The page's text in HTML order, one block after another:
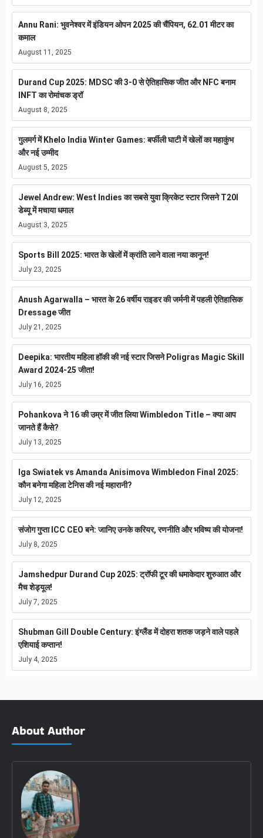
Annu Rani: भुवनेश्वर में इंडियन ओपन 2025 की चैंपियन, 62.01 मीटर का
कमाल
August 11, 2025
Durand Cup 2025: MDSC की 3-0 से ऐतिहासिक जीत और NFC बनाम
INFT का रोमांचक ड्रॉ
August 8, 2025
गुलमर्ग में Khelo India Winter Games: बर्फीली घाटी में खेलों का महाकुंभ
और नई उम्मीद
August 5, 2025
Jewel Andrew: West Indies का सबसे युवा क्रिकेट स्टार जिसने T20I
डेब्यू में मचाया धमाल
August 3, 2025
Sports Bill 2025: भारत के खेलों में क्रांति लाने वाला नया कानून!
July 23, 2025
Anush Agarwalla – भारत के 26 वर्षीय राइडर की जर्मनी में पहली ऐतिहासिक
Dressage जीत
July 21, 2025
Deepika: भारतीय महिला हॉकी की नई स्टार जिसने Poligras Magic Skill
Award 2024-25 जीता!
July 16, 2025
Pohankova ने 16 की उम्र में जीत लिया Wimbledon Title – क्या आप
जानते हैं कैसे?
July 13, 2025
Iga Swiatek vs Amanda Anisimova Wimbledon Final 2025:
कौन बनेगा महिला टेनिस की नई महारानी?
July 12, 2025
संजोग गुप्ता ICC CEO बने: जानिए उनके करियर, रणनीति और भविष्य की योजना!
July 8, 2025
Jamshedpur Durand Cup 2025: ट्रॉफी टूर की धमाकेदार शुरुआत और
मैच शेड्यूल!
July 7, 2025
Shubman Gill Double Century: इंग्लैंड में दोहरा शतक जड़ने वाले पहले
एशियाई कप्तान!
July 4, 2025
About Author